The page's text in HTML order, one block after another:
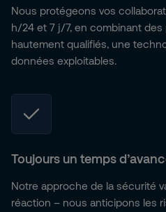
Nous protégeons vos
h/24 et 7 j/7, en combinant
hautement qualifiés, une
données exploitables.
Toujours un temps
Notre approche de la sécurité
réaction – nous anticipons les